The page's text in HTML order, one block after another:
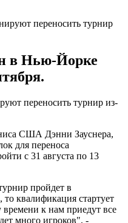
в Нью-Йорке
переносить турнир из-
США Дэнни Зауснера,
для переноса
с 31 августа по 13
пройдет в
квалификация стартует
времени к нам приедут все
много игроков", -